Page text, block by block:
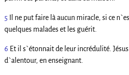
5
Il ne put faire là aucun miracle, si ce
quelques malades et les guérit.
6 Et il s`étonnait de leur incrédulité.
d`alentour, en enseignant.